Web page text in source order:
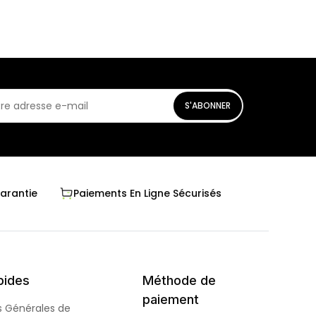
S'ABONNER
Paiements En Ligne Sécurisés
Générales de
Méthode de
paiement